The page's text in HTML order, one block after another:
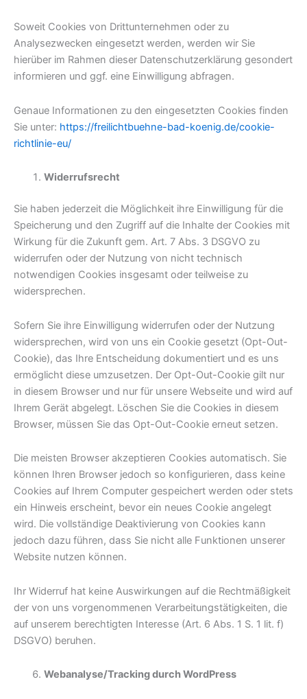
Soweit Cookies von Drittunternehmen oder zu
Analysezwecken eingesetzt werden, werden wir Sie
hierüber im Rahmen dieser Datenschutzerklärung gesondert
informieren und ggf. eine Einwilligung abfragen.
Genaue Informationen zu den eingesetzten Cookies finden
Sie unter: https://freilichtbuehne-bad-koenig.de/cookie-
richtlinie-eu/
Widerrufsrecht
Sie haben jederzeit die Möglichkeit ihre Einwilligung für die
Speicherung und den Zugriff auf die Inhalte der Cookies mit
Wirkung für die Zukunft gem. Art. 7 Abs. 3 DSGVO zu
widerrufen oder der Nutzung von nicht technisch
notwendigen Cookies insgesamt oder teilweise zu
widersprechen.
Sofern Sie ihre Einwilligung widerrufen oder der Nutzung
widersprechen, wird von uns ein Cookie gesetzt (Opt-Out-
Cookie), das Ihre Entscheidung dokumentiert und es uns
ermöglicht diese umzusetzen. Der Opt-Out-Cookie gilt nur
in diesem Browser und nur für unsere Webseite und wird auf
Ihrem Gerät abgelegt. Löschen Sie die Cookies in diesem
Browser, müssen Sie das Opt-Out-Cookie erneut setzen.
Die meisten Browser akzeptieren Cookies automatisch. Sie
können Ihren Browser jedoch so konfigurieren, dass keine
Cookies auf Ihrem Computer gespeichert werden oder stets
ein Hinweis erscheint, bevor ein neues Cookie angelegt
wird. Die vollständige Deaktivierung von Cookies kann
jedoch dazu führen, dass Sie nicht alle Funktionen unserer
Website nutzen können.
Ihr Widerruf hat keine Auswirkungen auf die Rechtmäßigkeit
der von uns vorgenommenen Verarbeitungstätigkeiten, die
auf unserem berechtigten Interesse (Art. 6 Abs. 1 S. 1 lit. f)
DSGVO) beruhen.
Webanalyse/Tracking durch WordPress